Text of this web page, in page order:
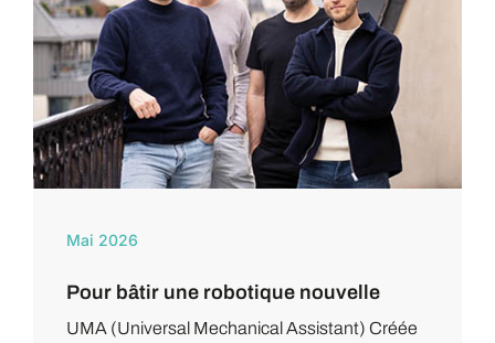
Mai 2026
Pour bâtir une robotique nouvelle
UMA (Universal Mechanical Assistant) Créée